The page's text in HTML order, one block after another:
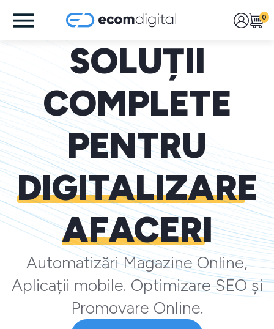
0
SOLUȚII
COMPLETE
PENTRU
DIGITALIZARE
AFACERI
Automatizări Magazine Online,
Aplicații mobile. Optimizare SEO și
Promovare Online.